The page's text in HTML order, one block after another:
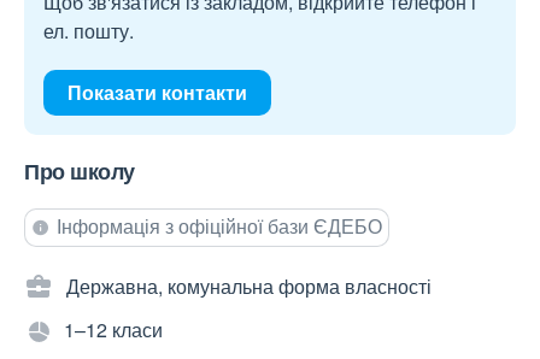
ел. пошту.
Показати контакти
Про школу
Інформація з офіційної бази ЄДЕБО
Державна, комунальна форма власності
1–12 класи